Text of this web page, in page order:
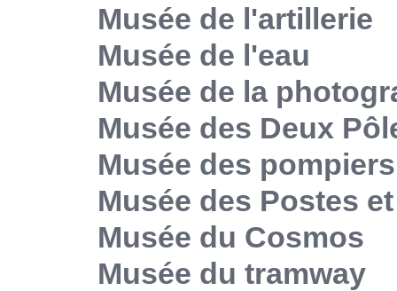
Musée de l'artillerie
Musée de l'eau
Musée de la
Musée des Deux
Musée des pompiers
Musée des Postes
Musée du Cosmos
Musée du tramway